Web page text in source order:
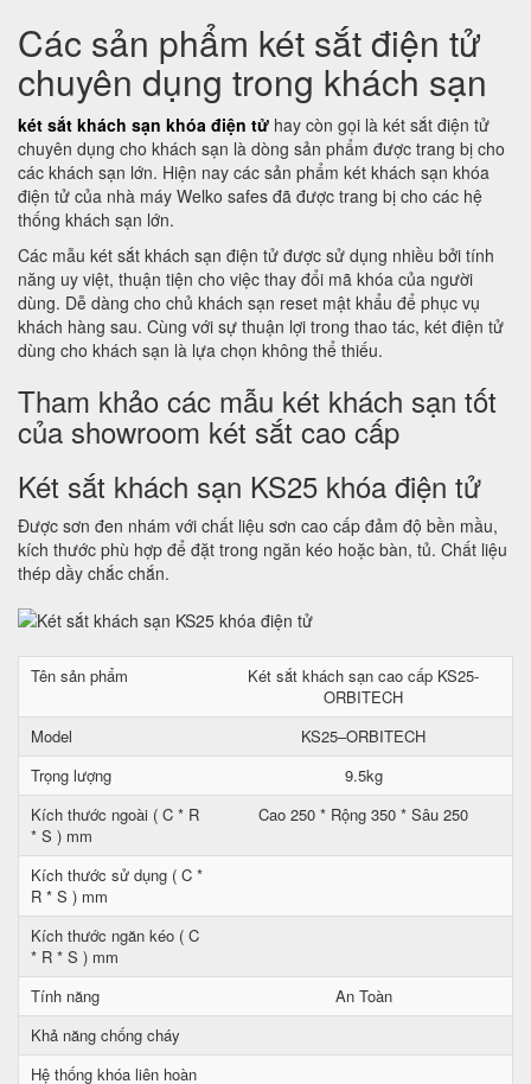
Các sản phẩm két sắt điện tử
chuyên dụng trong khách sạn
két sắt khách sạn khóa điện tử hay còn gọi là két sắt điện tử
chuyên dụng cho khách sạn là dòng sản phẩm được trang bị cho
các khách sạn lớn. Hiện nay các sản phẩm két khách sạn khóa
điện tử của nhà máy Welko safes đã được trang bị cho các hệ
thống khách sạn lớn.
Các mẫu két sắt khách sạn điện tử được sử dụng nhiều bởi tính
năng uy việt, thuận tiện cho việc thay đổi mã khóa của người
dùng. Dễ dàng cho chủ khách sạn reset mật khẩu để phục vụ
khách hàng sau. Cùng với sự thuận lợi trong thao tác, két điện tử
dùng cho khách sạn là lựa chọn không thể thiếu.
Tham khảo các mẫu két khách sạn tốt
của showroom két sắt cao cấp
Két sắt khách sạn KS25 khóa điện tử
Được sơn đen nhám với chất liệu sơn cao cấp đảm độ bền mầu,
kích thước phù hợp để đặt trong ngăn kéo hoặc bàn, tủ. Chất liệu
thép dầy chắc chắn.
Tên sản phẩm
Két sắt khách sạn cao cấp KS25-
ORBITECH
Model
KS25–ORBITECH
Trọng lượng
9.5kg
Kích thước ngoài ( C * R
* S ) mm
Cao 250 * Rộng 350 * Sâu 250
Kích thước sử dụng ( C *
R * S ) mm
Kích thước ngăn kéo ( C
* R * S ) mm
Tính năng
An Toàn
Khả năng chống cháy
Hệ thống khóa liên hoàn